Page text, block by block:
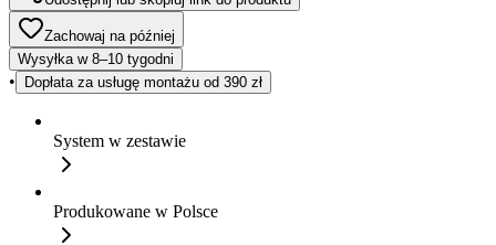
Zachowaj na później
Wysyłka w 8–10 tygodni
• Dopłata za usługę montażu od 390 zł
System w zestawie
Produkowane w Polsce